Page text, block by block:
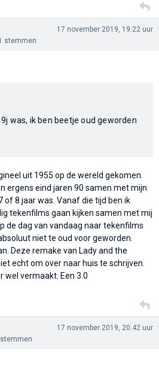
stemmen
17 november 2019, 19:22 uur
was, ik ben beetje oud geworden
uit 1955 op de wereld gekomen.
ergens eind jaren 90 samen met mijn
of 8 jaar was. Vanaf die tijd ben ik
tekenfilms gaan kijken samen met mij
de dag van vandaag naar tekenfilms
niet te oud voor geworden.
Deze remake van Lady and the
echt om over naar huis te schrijven.
wel vermaakt. Een 3.0
17 november 2019, 20:42 uur